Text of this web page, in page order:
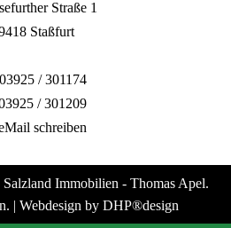
Straße 1
Staßfurt
03925 / 301174
/ 301209
schreiben
Immobilien - Thomas Apel.
| Webdesign by DHP®design